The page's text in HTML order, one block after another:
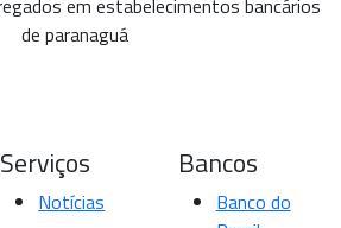
Serviços
Notícias
Bancos
Banco do